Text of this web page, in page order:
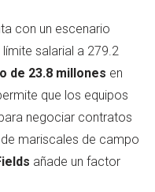
con un escenario
salarial a 279.2
de 23.8 millones en
que los equipos
negociar contratos
mariscales de campo
añade un factor